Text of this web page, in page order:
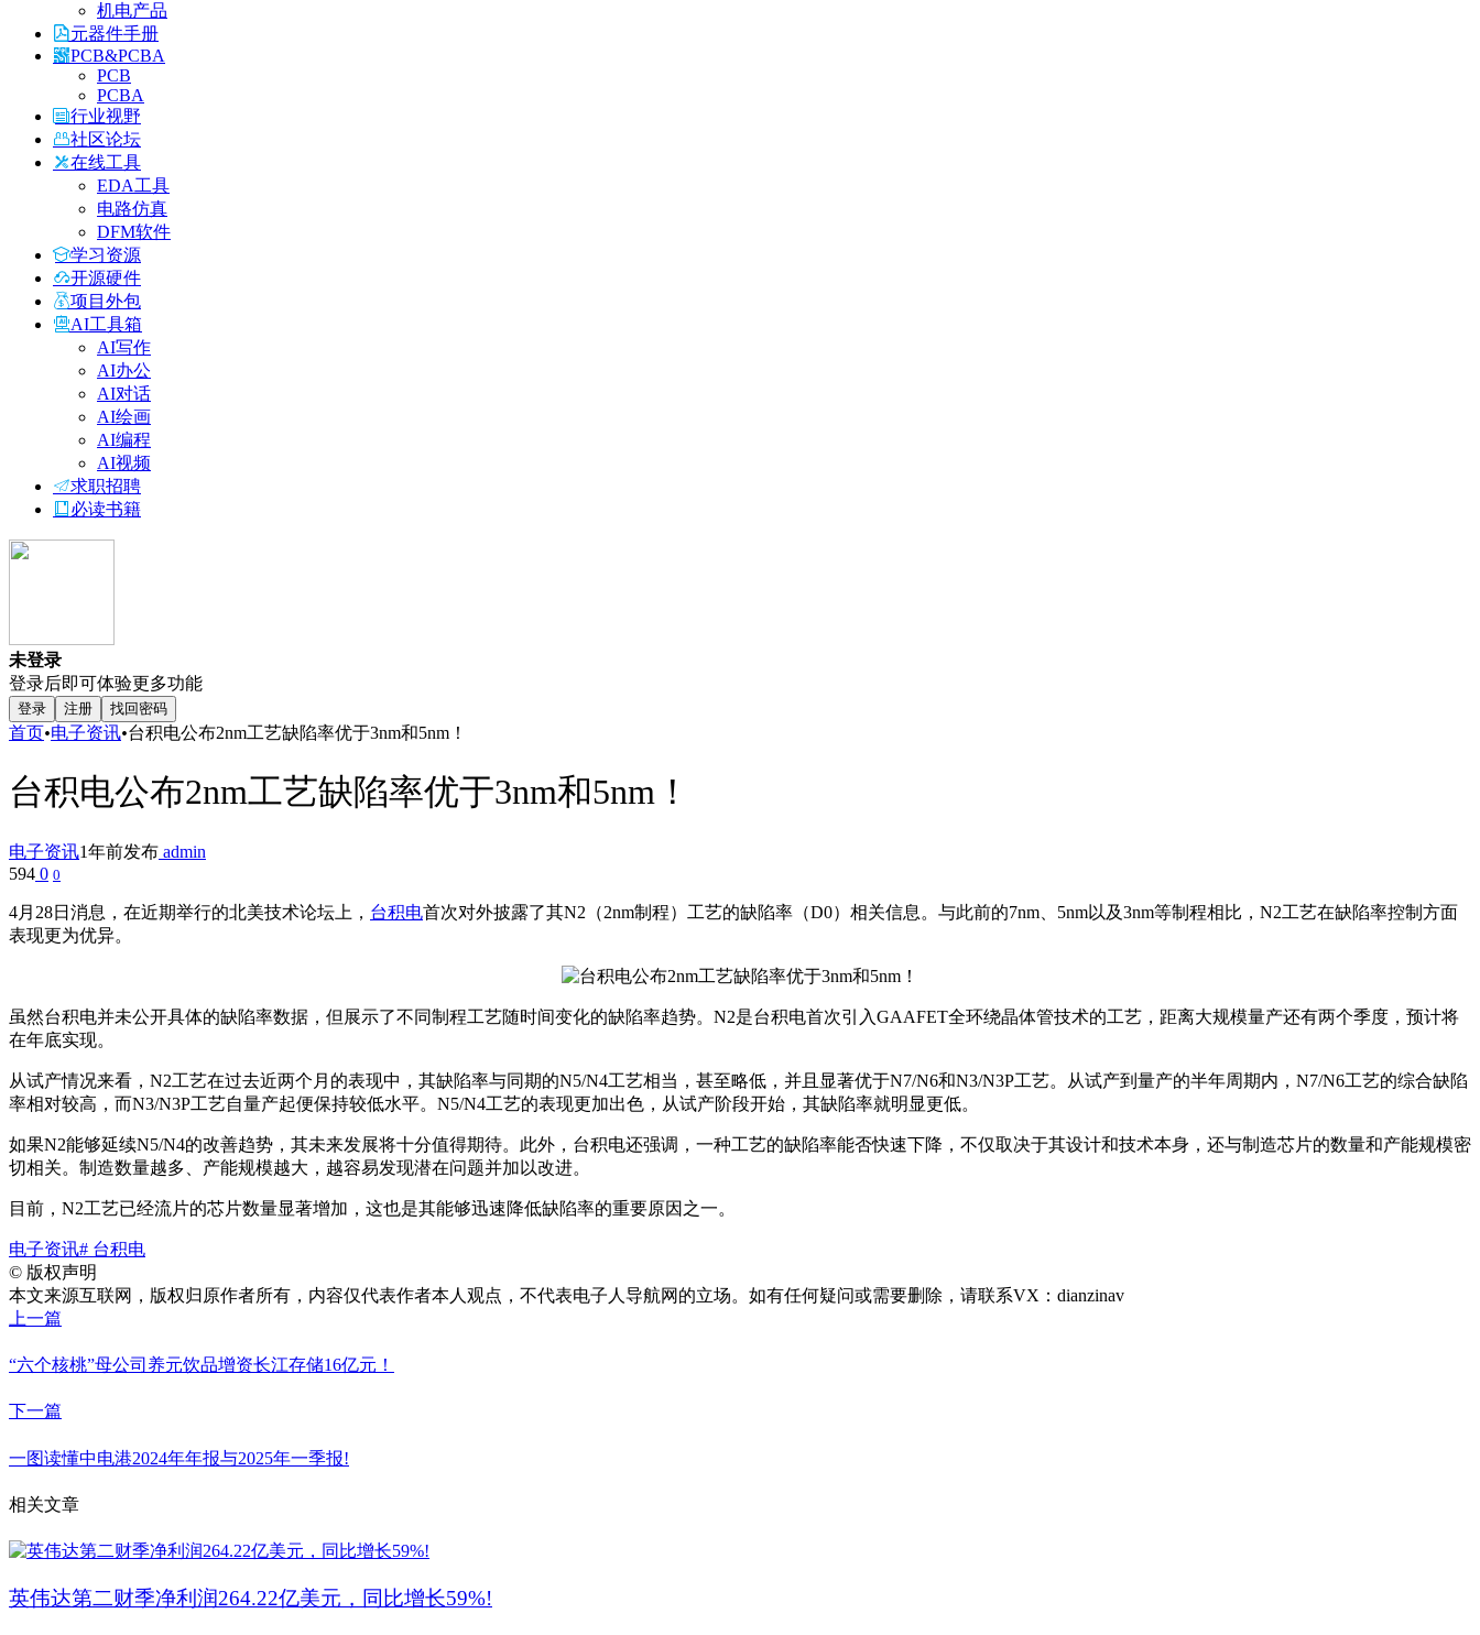
机电产品
元器件手册
PCB&PCBA
PCB
PCBA
行业视野
社区论坛
在线工具
EDA工具
电路仿真
DFM软件
学习资源
开源硬件
项目外包
AI工具箱
AI写作
AI办公
AI对话
AI绘画
AI编程
AI视频
求职招聘
必读书籍
未登录
登录后即可体验更多功能
登录 注册 找回密码
首页•电子资讯•台积电公布2nm工艺缺陷率优于3nm和5nm！
台积电公布2nm工艺缺陷率优于3nm和5nm！
电子资讯1年前发布 admin
594 0 0
4月28日消息，在近期举行的北美技术论坛上， 台积电首次对外披露了其N2（2nm制程）工艺的缺陷率（D0）相关信息。与此前的7nm、5nm以及3nm等制程相比，N2工艺在缺陷率控制方面
表现更为优异。
虽然台积电并未公开具体的缺陷率数据，但展示了不同制程工艺随时间变化的缺陷率趋势。N2是台积电首次引入GAAFET全环绕晶体管技术的工艺，距离大规模量产还有两个季度，预计将
在年底实现。
从试产情况来看，N2工艺在过去近两个月的表现中，其缺陷率与同期的N5/N4工艺相当，甚至略低，并且显著优于N7/N6和N3/N3P工艺。从试产到量产的半年周期内，N7/N6工艺的综合缺陷
率相对较高，而N3/N3P工艺自量产起便保持较低水平。N5/N4工艺的表现更加出色，从试产阶段开始，其缺陷率就明显更低。
如果N2能够延续N5/N4的改善趋势，其未来发展将十分值得期待。此外，台积电还强调，一种工艺的缺陷率能否快速下降，不仅取决于其设计和技术本身，还与制造芯片的数量和产能规模密
切相关。制造数量越多、产能规模越大，越容易发现潜在问题并加以改进。
目前，N2工艺已经流片的芯片数量显著增加，这也是其能够迅速降低缺陷率的重要原因之一。
电子资讯# 台积电
© 版权声明
本文来源互联网，版权归原作者所有，内容仅代表作者本人观点，不代表电子人导航网的立场。如有任何疑问或需要删除，请联系VX：dianzinav
上一篇
“六个核桃”母公司养元饮品增资长江存储16亿元！
下一篇
一图读懂中电港2024年年报与2025年一季报!
相关文章
英伟达第二财季净利润264.22亿美元，同比增长59%!